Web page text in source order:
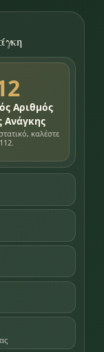
Αριθμός
Ανάγκης
καλέστε